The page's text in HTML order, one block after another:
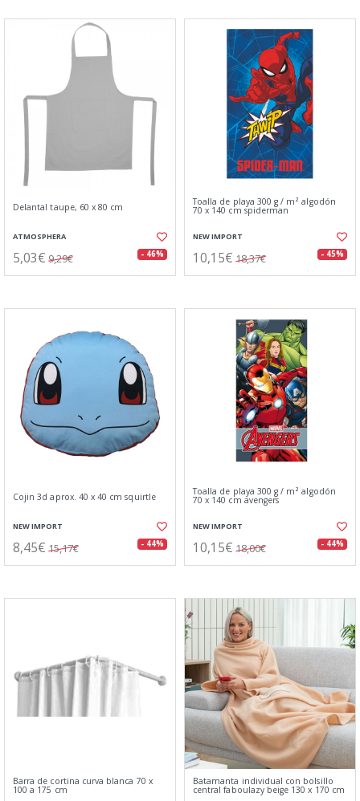
Delantal taupe, 60 x 80 cm
ATMOSPHERA
5,03€ 9,29€ - 46%
Toalla de playa 300 g / m² algodón
70 x 140 cm spiderman
NEW IMPORT
10,15€ 18,37€ - 45%
Cojin 3d aprox. 40 x 40 cm squirtle
NEW IMPORT
8,45€ 15,17€ - 44%
Toalla de playa 300 g / m² algodón
70 x 140 cm avengers
NEW IMPORT
10,15€ 18,00€ - 44%
Barra de cortina curva blanca 70 x
100 a 175 cm
Batamanta individual con bolsillo
central faboulazy beige 130 x 170 cm